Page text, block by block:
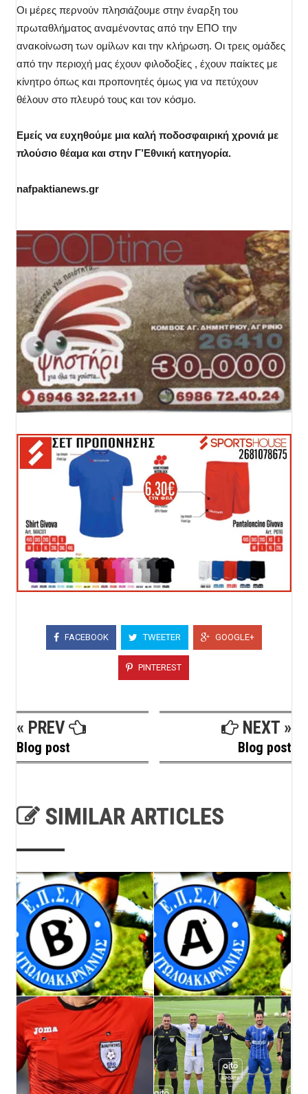
Οι μέρες περνούν πλησιάζουμε στην έναρξη του
πρωταθλήματος αναμένοντας από την ΕΠΟ την
ανακοίνωση των ομίλων και την κλήρωση. Οι τρεις ομάδες
από την περιοχή μας έχουν φιλοδοξίες , έχουν παίκτες με
κίνητρο όπως και προπονητές όμως για να πετύχουν
θέλουν στο πλευρό τους και τον κόσμο.
Εμείς να ευχηθούμε μια καλή ποδοσφαιρική χρονιά με
πλούσιο θέαμα και στην Γ’Εθνική κατηγορία.
nafpaktianews.gr
FACEBOOK TWEETER GOOGLE+
PINTEREST
« PREV
Blog post
NEXT »
Blog post
SIMILAR ARTICLES